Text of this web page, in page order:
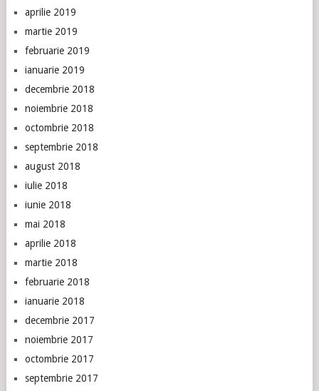
aprilie 2019
martie 2019
februarie 2019
ianuarie 2019
decembrie 2018
noiembrie 2018
octombrie 2018
septembrie 2018
august 2018
iulie 2018
iunie 2018
mai 2018
aprilie 2018
martie 2018
februarie 2018
ianuarie 2018
decembrie 2017
noiembrie 2017
octombrie 2017
septembrie 2017